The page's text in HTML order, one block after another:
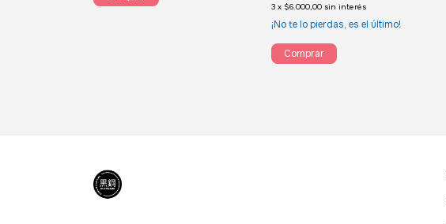
3 x $6.000,00 sin interés
¡No te lo pierdas, es el último!